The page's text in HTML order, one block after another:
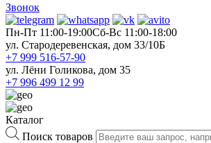
Звонок
Пн-Пт 11:00-19:00Cб-Вс 11:00-18:00
ул. Стародеревенская, дом 33/10Б
+7 999 516-57-90
ул. Лёни Голикова, дом 35
+7 996 499 12 99
Каталог
Поиск товаров